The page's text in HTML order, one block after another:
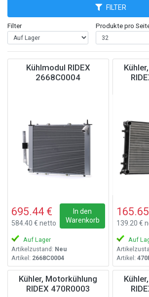
FILTER
Filter Produkte pro
Kühlmodul RIDEX
2668C0004
695.44 €
584.40 € netto
In den
Warenkorb
Auf Lager
Artikelzustand: Neu
Artikel: 2668C0004
139.20 €
Auf
Artikel:
Kühler, Motorkühlung
RIDEX 470R0003